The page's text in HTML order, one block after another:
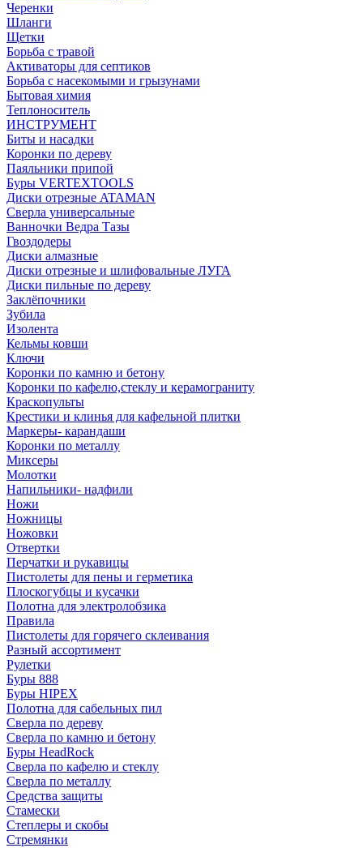
Черенки
Шланги
Щетки
Борьба с травой
Активаторы для септиков
Борьба с насекомыми и грызунами
Бытовая химия
Теплоноситель
ИНСТРУМЕНТ
Биты и насадки
Коронки по дереву
Паяльники припой
Буры VERTEXTOOLS
Диски отрезные ATAMAN
Сверла универсальные
Ванночки Ведра Тазы
Гвоздодеры
Диски алмазные
Диски отрезные и шлифовальные ЛУГА
Диски пильные по дереву
Заклёпочники
Зубила
Изолента
Кельмы ковши
Ключи
Коронки по камню и бетону
Коронки по кафелю,стеклу и керамограниту
Краскопульты
Крестики и клинья для кафельной плитки
Маркеры- карандаши
Коронки по металлу
Миксеры
Молотки
Напильники- надфили
Ножи
Ножницы
Ножовки
Отвертки
Перчатки и рукавицы
Пистолеты для пены и герметика
Плоскогубцы и кусачки
Полотна для электролобзика
Правила
Пистолеты для горячего склеивания
Разный ассортимент
Рулетки
Буры 888
Буры HIPEX
Полотна для сабельных пил
Сверла по дереву
Сверла по камню и бетону
Буры HeadRock
Сверла по кафелю и стеклу
Сверла по металлу
Средства защиты
Стамески
Степлеры и скобы
Стремянки